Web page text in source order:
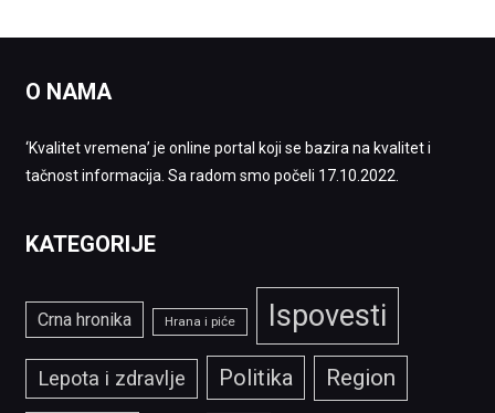
O NAMA
‘Kvalitet vremena’ je online portal koji se bazira na kvalitet i
tačnost informacija. Sa radom smo počeli 17.10.2022.
KATEGORIJE
Crna hronika Hrana i piće Ispovesti
Lepota i zdravlje Politika Region